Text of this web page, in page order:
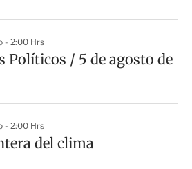
- 2:00 Hrs
Políticos / 5 de agosto de
- 2:00 Hrs
del clima